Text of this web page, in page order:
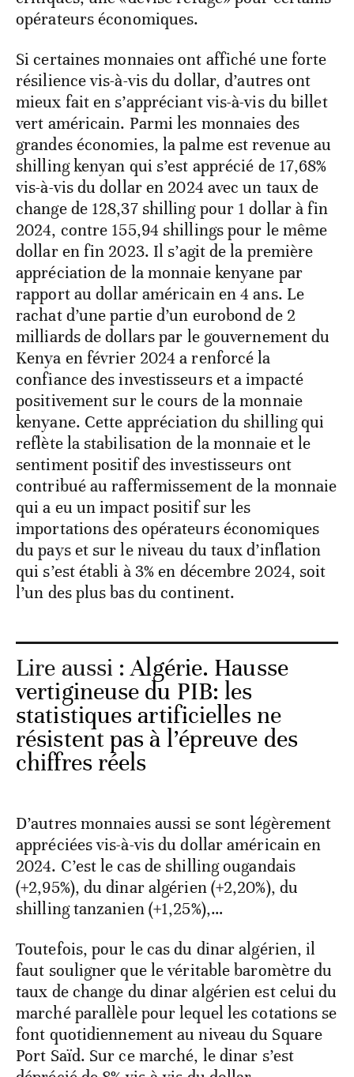
Si certaines monnaies ont affiché une forte
résilience vis-à-vis du dollar, d’autres ont
mieux fait en s’appréciant vis-à-vis du billet
vert américain. Parmi les monnaies des
grandes économies, la palme est revenue au
shilling kenyan qui s’est apprécié de 17,68%
vis-à-vis du dollar en 2024 avec un taux de
change de 128,37 shilling pour 1 dollar à fin
2024, contre 155,94 shillings pour le même
dollar en fin 2023. Il s’agit de la première
appréciation de la monnaie kenyane par
rapport au dollar américain en 4 ans. Le
rachat d’une partie d’un eurobond de 2
milliards de dollars par le gouvernement du
Kenya en février 2024 a renforcé la
confiance des investisseurs et a impacté
positivement sur le cours de la monnaie
kenyane. Cette appréciation du shilling qui
reflète la stabilisation de la monnaie et le
sentiment positif des investisseurs ont
contribué au raffermissement de la monnaie
qui a eu un impact positif sur les
importations des opérateurs économiques
du pays et sur le niveau du taux d’inflation
qui s’est établi à 3% en décembre 2024, soit
l’un des plus bas du continent.
vertigineuse du PIB: les
statistiques artificielles ne
résistent pas à l’épreuve des
chiffres réels
D’autres monnaies aussi se sont légèrement
2024. C’est le cas de shilling ougandais
(+2,95%), du dinar algérien (+2,20%), du
shilling tanzanien (+1,25%),…
Toutefois, pour le cas du dinar algérien, il
faut souligner que le véritable baromètre du
taux de change du dinar algérien est celui du
marché parallèle pour lequel les cotations se
font quotidiennement au niveau du Square
Port Saïd. Sur ce marché, le dinar s’est
déprécié de 8% vis-à-vis du dollar.
Rappelons que le gap entre le marché